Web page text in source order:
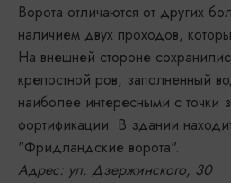
Ворота отличаются от других
наличием двух проходов,
На внешней стороне
крепостной ров, заполненный
наиболее интересными с точки
фортификации. В здании
"Фридландские ворота".
Адрес: ул. Дзержинского, 30